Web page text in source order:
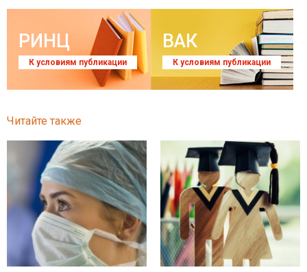
РИНЦ
К условиям публикации
ВАК
К условиям публикации
Читайте также